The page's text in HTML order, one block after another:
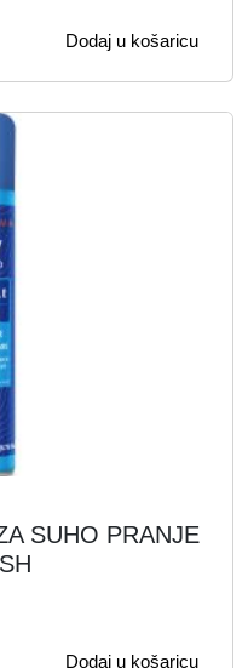
Dodaj u košaricu
SUHO PRANJE
Dodaj u košaricu